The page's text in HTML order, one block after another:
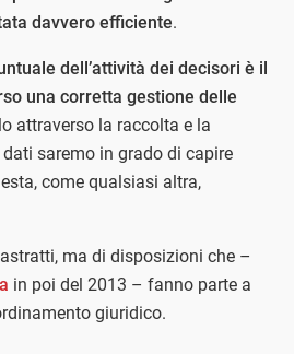
davvero efficiente.
dell’attività dei decisori è il
una corretta gestione delle
attraverso la raccolta e la
saremo in grado di capire
come qualsiasi altra,
ma di disposizioni che –
in poi del 2013 – fanno parte a
giuridico.